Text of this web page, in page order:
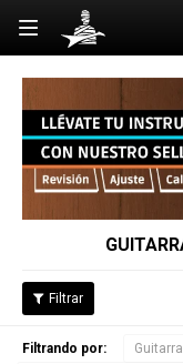

Filtrando por: